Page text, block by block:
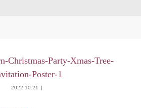
Christmas-Party-Xmas-Tree-
Poster-1
2022.10.21